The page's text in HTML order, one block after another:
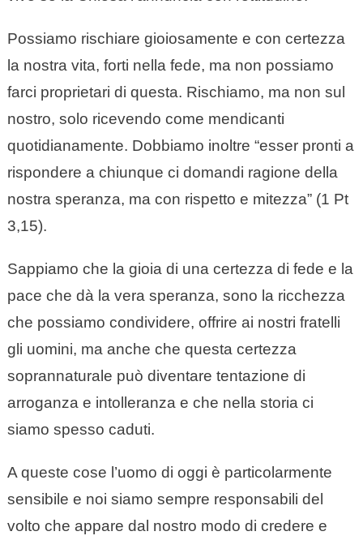
Possiamo rischiare gioiosamente e con certezza
la nostra vita, forti nella fede, ma non possiamo
farci proprietari di questa. Rischiamo, ma non sul
nostro, solo ricevendo come mendicanti
quotidianamente. Dobbiamo inoltre “esser pronti a
rispondere a chiunque ci domandi ragione della
nostra speranza, ma con rispetto e mitezza” (1 Pt
3,15).
Sappiamo che la gioia di una certezza di fede e la
pace che dà la vera speranza, sono la ricchezza
che possiamo condividere, offrire ai nostri fratelli
gli uomini, ma anche che questa certezza
soprannaturale può diventare tentazione di
arroganza e intolleranza e che nella storia ci
siamo spesso caduti.
A queste cose l’uomo di oggi è particolarmente
sensibile e noi siamo sempre responsabili del
volto che appare dal nostro modo di credere e